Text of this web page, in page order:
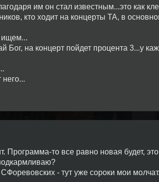
им он стал известным...это как
кто ходит на концерты ТА, в
ищем...
на концерт пойдет процента 3...у
него...
Программа-то все равно новая будет,
- тут уже сороки мои